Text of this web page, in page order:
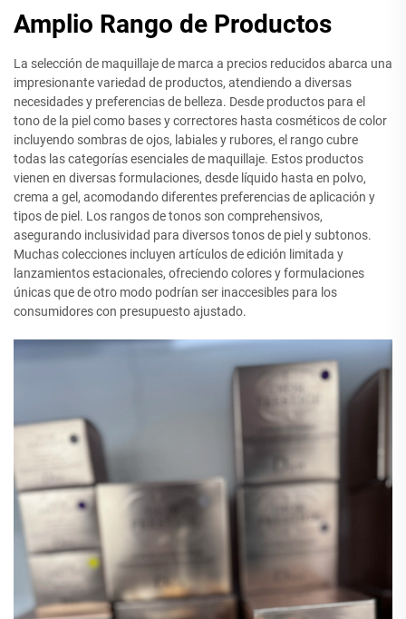
Amplio Rango de Productos
La selección de maquillaje de marca a precios reducidos abarca una
impresionante variedad de productos, atendiendo a diversas
necesidades y preferencias de belleza. Desde productos para el
tono de la piel como bases y correctores hasta cosméticos de color
incluyendo sombras de ojos, labiales y rubores, el rango cubre
todas las categorías esenciales de maquillaje. Estos productos
vienen en diversas formulaciones, desde líquido hasta en polvo,
crema a gel, acomodando diferentes preferencias de aplicación y
tipos de piel. Los rangos de tonos son comprehensivos,
asegurando inclusividad para diversos tonos de piel y subtonos.
Muchas colecciones incluyen artículos de edición limitada y
lanzamientos estacionales, ofreciendo colores y formulaciones
únicas que de otro modo podrían ser inaccesibles para los
consumidores con presupuesto ajustado.